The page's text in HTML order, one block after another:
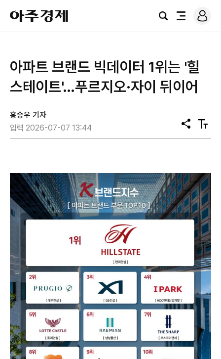
아
주
경
검
전
로
그
아파트 브랜드 빅데이터 1위는 '힐
스테이트'…푸르지오·자이 뒤이어
홍승우 기자
입력 2026-07-07 13:44
공
유
텍
스